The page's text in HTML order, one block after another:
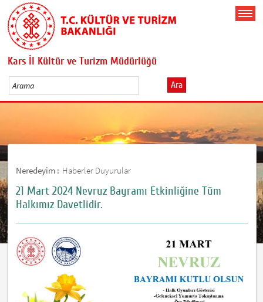
Kars İl Kültür ve Turizm Müdürlüğü
Ara
Neredeyim : Haberler Duyurular
21 Mart 2024 Nevruz Bayramı Etkinliğine Tüm
Halkımız Davetlidir.